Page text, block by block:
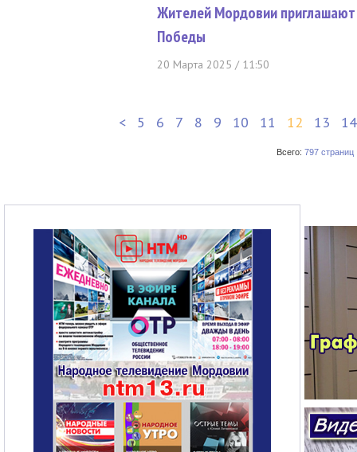
Жителей Мордовии
Победы
20 Марта 2025 / 11:50
< 5 6 7 8 9 10 11 12 13 14
Всего: 797 страниц